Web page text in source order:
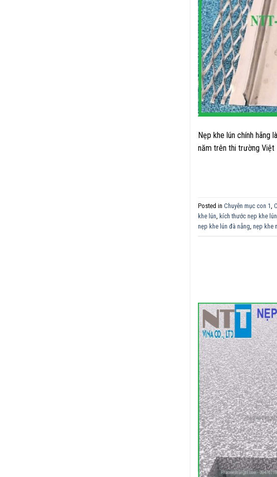
Nẹp khe lún chính hãng
năm trên thi trường Việt
Posted in Chuyên mục con 1,
khe lún, kích thước nẹp khe lún
nẹp khe lún đà nẵng, nẹp khe